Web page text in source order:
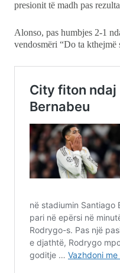
presionit të madh pas
Alonso, pas humbjes 2-1
vendosmëri “Do ta kthejmë